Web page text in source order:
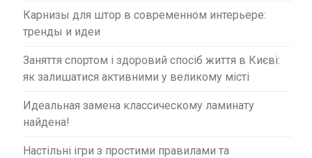
Карнизы для штор в современном интерьере:
тренды и идеи
Заняття спортом і здоровий спосіб життя в Києві:
як залишатися активними у великому місті
Идеальная замена классическому ламинату
найдена!
Настільні ігри з простими правилами та